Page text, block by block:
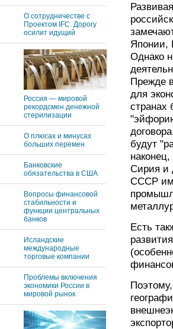
О сотрудничестве с
Проектом IFC. Дорогу
осилит идущий
Россия — мировой
рекордсмен денежной
стерилизации
О плюсах и минусах
больших перемен
Банковские
обязательства в США
Вопросы финансовой
стабильности и
функции центральных
банков
Исландские
международные
торговые компании
Проблемы включения
экономики России в
мировой рынок
Японии,
Однако
Прежде
для
странах
будут
Сирия и
СССР
Есть